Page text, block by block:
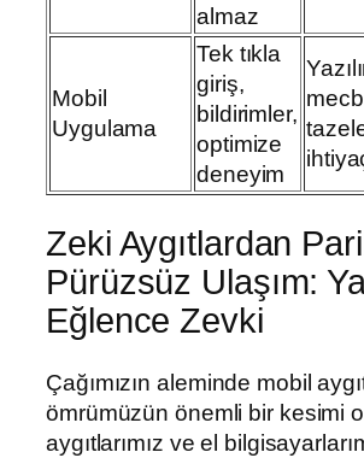
almaz
Mobil
Uygulama
Tek tıkla
giriş,
bildirimler,
optimize
deneyim
Zeki Aygıtlardan
Pürüzsüz Ulaşım:
Eğlence Zevki
Çağımızın aleminde mobil
ömrümüzün önemli bir kesimi
aygıtlarımız ve el